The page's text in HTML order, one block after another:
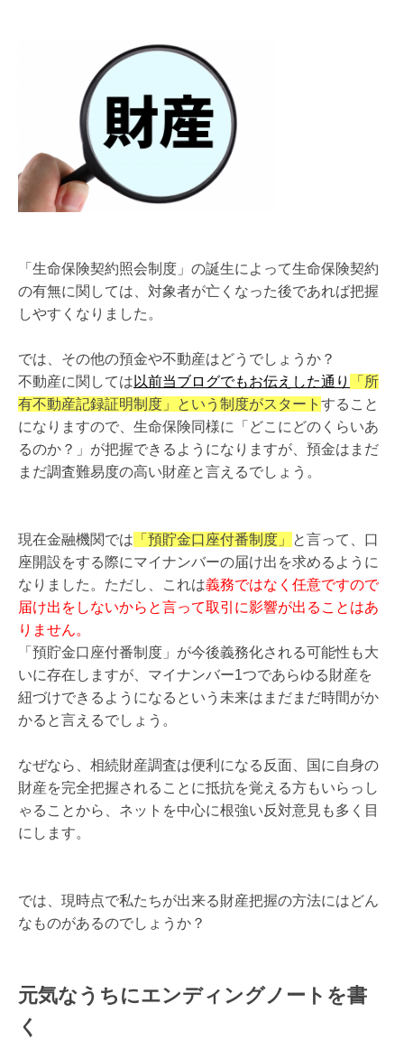
「生命保険契約照会制度」の誕生によって生命保険契約
の有無に関しては、対象者が亡くなった後であれば把握
しやすくなりました。
では、その他の預金や不動産はどうでしょうか？
不動産に関しては 以前当ブログでもお伝えした通り
「所
有不動産記録証明制度」という制度がスタート すること
になりますので、生命保険同様に「どこにどのくらいあ
るのか？」が把握できるようになりますが、預金はまだ
まだ調査難易度の高い財産と言えるでしょう。
現在金融機関では 「預貯金口座付番制度」
と言って、口
座開設をする際にマイナンバーの届け出を求めるように
なりました。ただし、これは義務ではなく任意ですので
届け出をしないからと言って取引に影響が出ることはあ
りません。
「預貯金口座付番制度」が今後義務化される可能性も大
いに存在しますが、マイナンバー1つであらゆる財産を
紐づけできるようになるという未来はまだまだ時間がか
かると言えるでしょう。
なぜなら、相続財産調査は便利になる反面、国に自身の
財産を完全把握されることに抵抗を覚える方もいらっし
ゃることから、ネットを中心に根強い反対意見も多く目
にします。
では、現時点で私たちが出来る財産把握の方法にはどん
なものがあるのでしょうか？
元気なうちにエンディングノートを書
く